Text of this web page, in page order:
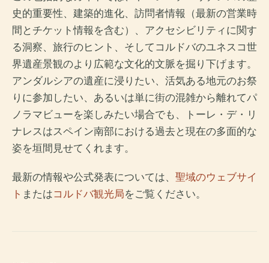
史的重要性、建築的進化、訪問者情報（最新の営業時
間とチケット情報を含む）、アクセシビリティに関す
る洞察、旅行のヒント、そしてコルドバのユネスコ世
界遺産景観のより広範な文化的文脈を掘り下げます。
アンダルシアの遺産に浸りたい、活気ある地元のお祭
りに参加したい、あるいは単に街の混雑から離れてパ
ノラマビューを楽しみたい場合でも、トーレ・デ・リ
ナレスはスペイン南部における過去と現在の多面的な
姿を垣間見せてくれます。
最新の情報や公式発表については、 聖域のウェブサイ
ト またはコルドバ観光局をご覧ください。